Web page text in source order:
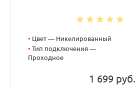
• Цвет — Никелированный
• Тип подключения —
Проходное
1 699 руб.